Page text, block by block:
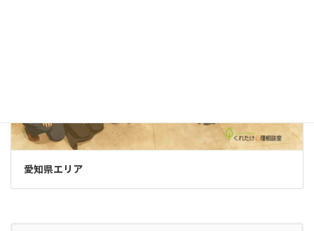
愛知県エリア